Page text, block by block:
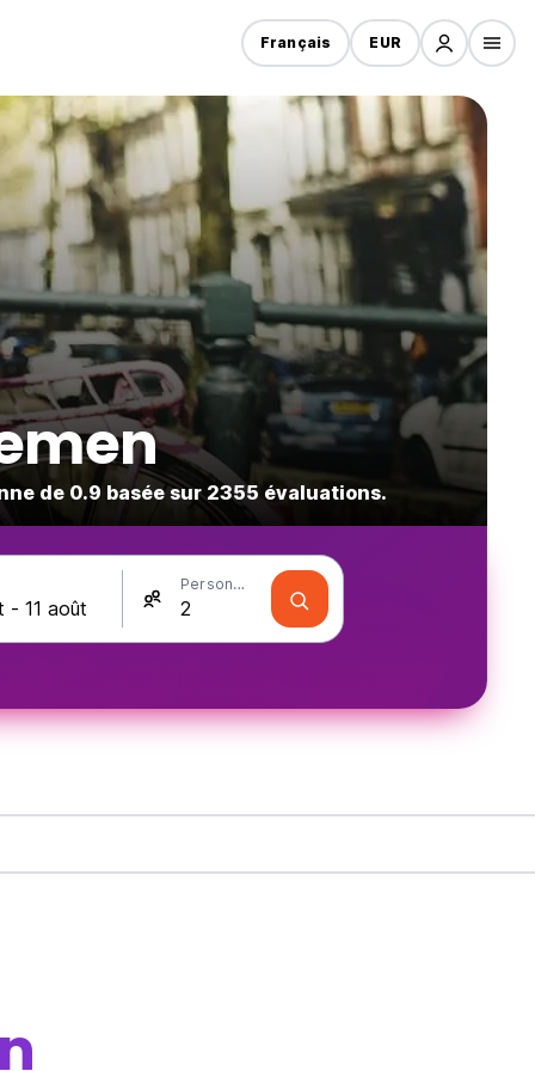
Français EUR
de 0.9 basée sur 2355 évaluations.
Personnes